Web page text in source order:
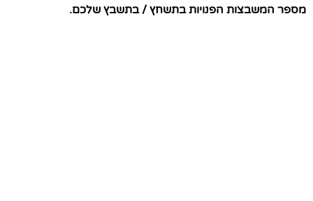
מספר המשבצות הפנויות בתשחץ / בתשבץ שלכם.